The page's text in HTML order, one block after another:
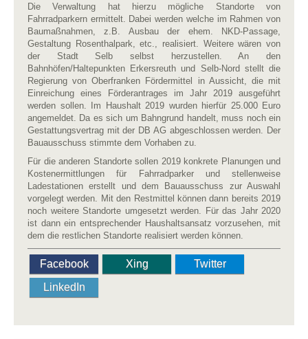
Die Verwaltung hat hierzu mögliche Standorte von
Fahrradparkern ermittelt. Dabei werden welche im Rahmen von
Baumaßnahmen, z.B. Ausbau der ehem. NKD-Passage,
Gestaltung Rosenthalpark, etc., realisiert. Weitere wären von
der Stadt Selb selbst herzustellen. An den
Bahnhöfen/Haltepunkten Erkersreuth und Selb-Nord stellt die
Regierung von Oberfranken Fördermittel in Aussicht, die mit
Einreichung eines Förderantrages im Jahr 2019 ausgeführt
werden sollen. Im Haushalt 2019 wurden hierfür 25.000 Euro
angemeldet. Da es sich um Bahngrund handelt, muss noch ein
Gestattungsvertrag mit der DB AG abgeschlossen werden. Der
Bauausschuss stimmte dem Vorhaben zu.
Für die anderen Standorte sollen 2019 konkrete Planungen und
Kostenermittlungen für Fahrradparker und stellenweise
Ladestationen erstellt und dem Bauausschuss zur Auswahl
vorgelegt werden. Mit den Restmittel können dann bereits 2019
noch weitere Standorte umgesetzt werden. Für das Jahr 2020
ist dann ein entsprechender Haushaltsansatz vorzusehen, mit
dem die restlichen Standorte realisiert werden können.
Facebook Xing
Twitter
LinkedIn